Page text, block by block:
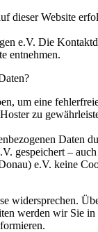
dieser Website
e.V. Die
entnehmen.
um eine
zu
Daten
gespeichert –
e.V. keine
widersprechen.
werden wir Sie in